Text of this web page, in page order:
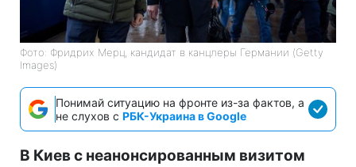
Фото: Фридрих Мерц, кандидат в канцлеры Германии (Getty
Images)
Понимай ситуацию на фронте из-за фактов, а
не слухов с РБК-Украина в Google
В Киев с неанонсированным визитом